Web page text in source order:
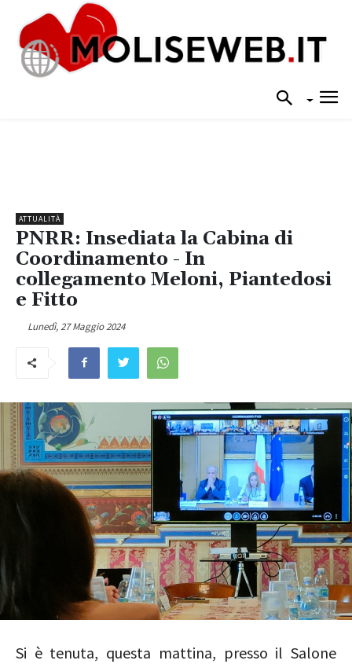
ATTUALITÀ
PNRR: Insediata la Cabina di
Coordinamento - In
collegamento Meloni, Piantedosi
e Fitto
Lunedì, 27 Maggio 2024
Si è tenuta, questa mattina, presso il Salone